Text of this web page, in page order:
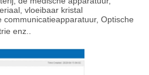
vloeibaar kristal
Optische
enz.